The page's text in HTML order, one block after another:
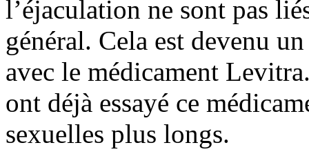
l’éjaculation ne sont pas
général. Cela est devenu
avec le médicament
ont déjà essayé ce
sexuelles plus longs.